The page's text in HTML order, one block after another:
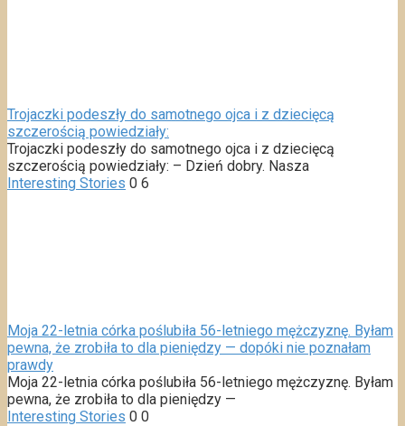
Trojaczki podeszły do samotnego ojca i z dziecięcą
szczerością powiedziały:
Trojaczki podeszły do samotnego ojca i z dziecięcą
szczerością powiedziały: – Dzień dobry. Nasza
Interesting Stories 0 6
Moja 22-letnia córka poślubiła 56-letniego mężczyznę. Byłam
pewna, że zrobiła to dla pieniędzy — dopóki nie poznałam
prawdy
Moja 22-letnia córka poślubiła 56-letniego mężczyznę. Byłam
pewna, że zrobiła to dla pieniędzy —
Interesting Stories 0 0